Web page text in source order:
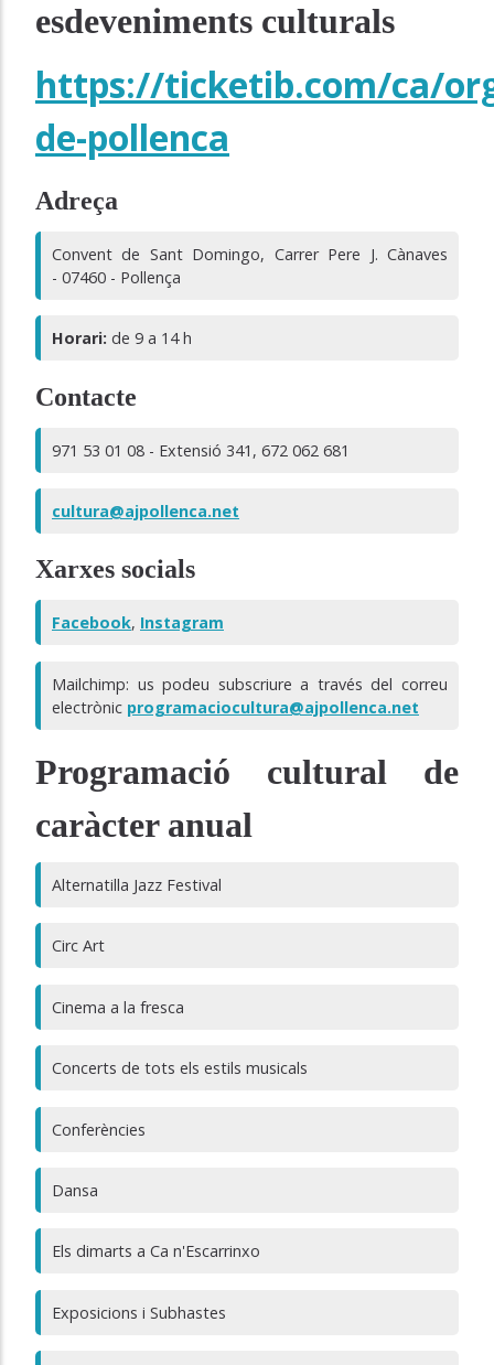
esdeveniments culturals
https://ticketib.com/ca/
de-pollenca
Adreça
Convent de Sant Domingo, Carrer Pere J. Cànaves
- 07460 - Pollença
Horari: de 9 a 14 h
Contacte
971 53 01 08 - Extensió 341, 672 062 681
cultura@ajpollenca.net
Xarxes socials
Facebook, Instagram
Mailchimp: us podeu subscriure a través del correu
electrònic programaciocultura@ajpollenca.net
Programació cultural de
caràcter anual
Alternatilla Jazz Festival
Circ Art
Cinema a la fresca
Concerts de tots els estils musicals
Conferències
Dansa
Els dimarts a Ca n'Escarrinxo
Exposicions i Subhastes